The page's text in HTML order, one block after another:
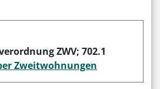
ZWV; 702.1
Zweitwohnungen